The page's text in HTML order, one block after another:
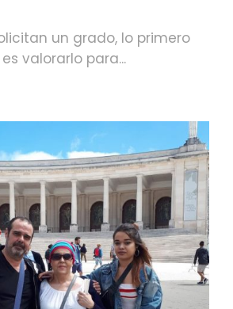
un grado, lo primero
valorarlo para...